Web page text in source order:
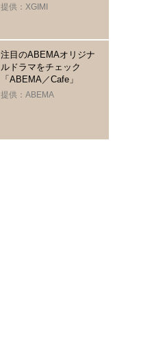
提供：XGIMI
注目のABEMAオリジナ
ルドラマをチェック
「ABEMA／Cafe」
提供：ABEMA